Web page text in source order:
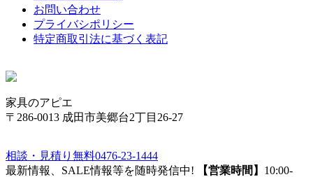
お問い合わせ
プライバシポリシー
特定商取引法に基づく表記
家具のアピエ
〒286-0013 成田市美郷台2丁目26-27
相談・見積り無料0476-23-1444
最新情報、SALE情報等を随時発信中!
【営業時間】 10:00-